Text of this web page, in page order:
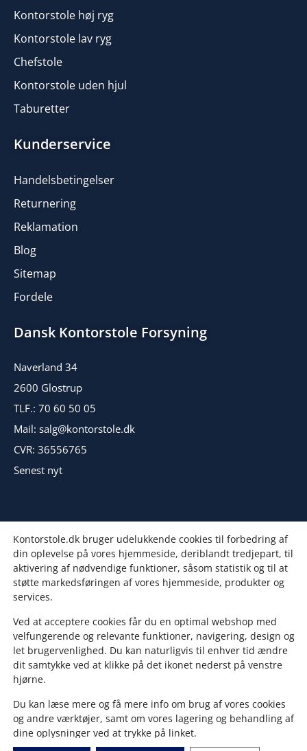
Kontorstole høj ryg
Kontorstole lav ryg
Chefstole
Kontorstole uden hjul
Taburetter
Kunderservice
Handelsbetingelser
Returnering
Reklamation
Blog
Sitemap
Fordele
Dansk Kontorstole Forsyning
Naverland 34
2600 Glostrup
TLF.: 70 60 50 05
Mail: salg@kontorstole.dk
CVR: 36556765
Senest nyt
© Copyright 2008 – 2026 | Dansk Kontorstole Forsyning
Kontorstole.dk bruger udelukkende cookies til forbedring af
din oplevelse på vores hjemmeside, deriblandt tredjepart, til
aktivering af nødvendige funktioner, såsom statistik og til at
støtte markedsføringen af vores hjemmeside, produkter og
services.
Ved at acceptere cookies får du en optimal webshop med
velfungerende og relevante funktioner, navigering, design og
let brugervenlighed. Du kan naturligvis til enhver tid ændre
dit samtykke ved at klikke på det ikonet nederst på venstre
hjørne.
Du kan læse mere og få mere info om brug af vores cookies
og andre værktøjer, samt om vores lagering og behandling af
dine oplysninger ved at trykke på linket.